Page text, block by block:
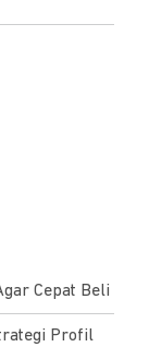
Cepat Beli
Profil